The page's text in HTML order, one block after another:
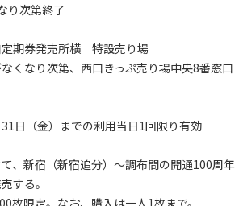
次第終了
期券発売所横 特設売り場
くなり次第、西口きっぷ売り場中央8番窓口
日（金）までの利用当日1回限り有効
、新宿（新宿追分）～調布間の開通100周年
する。